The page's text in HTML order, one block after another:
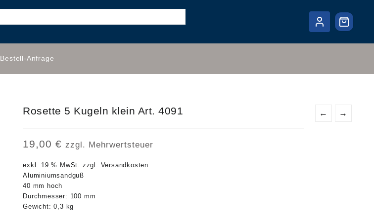
Bestell-Anfrage
← →
Rosette 5 Kugeln klein Art. 4091
19,00€ zzgl. Mehrwertsteuer
exkl. 19 % MwSt. zzgl. Versandkosten
Aluminiumsandguß
40 mm hoch
Durchmesser: 100 mm
Gewicht: 0,3 kg